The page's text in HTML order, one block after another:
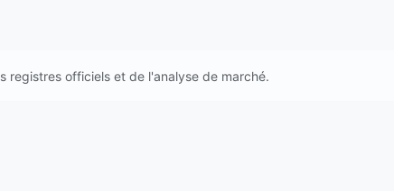
registres officiels et de l'analyse de marché.